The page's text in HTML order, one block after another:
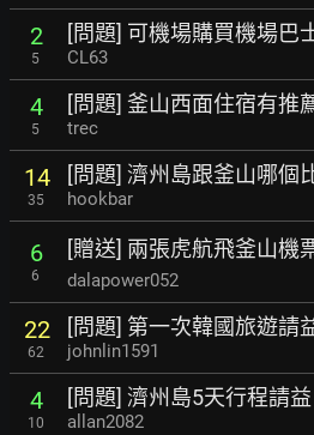
2
5
[問題] 可機場購買機場巴
CL63
4
5
[問題] 釜山西面住宿有推
trec
14
35
[問題] 濟州島跟釜山哪個
hookbar
6
6
[贈送] 兩張虎航飛釜山機
dalapower052
22
62
[問題] 第一次韓國旅遊請
johnlin1591
4
10
[問題] 濟州島5天行程請
allan2082